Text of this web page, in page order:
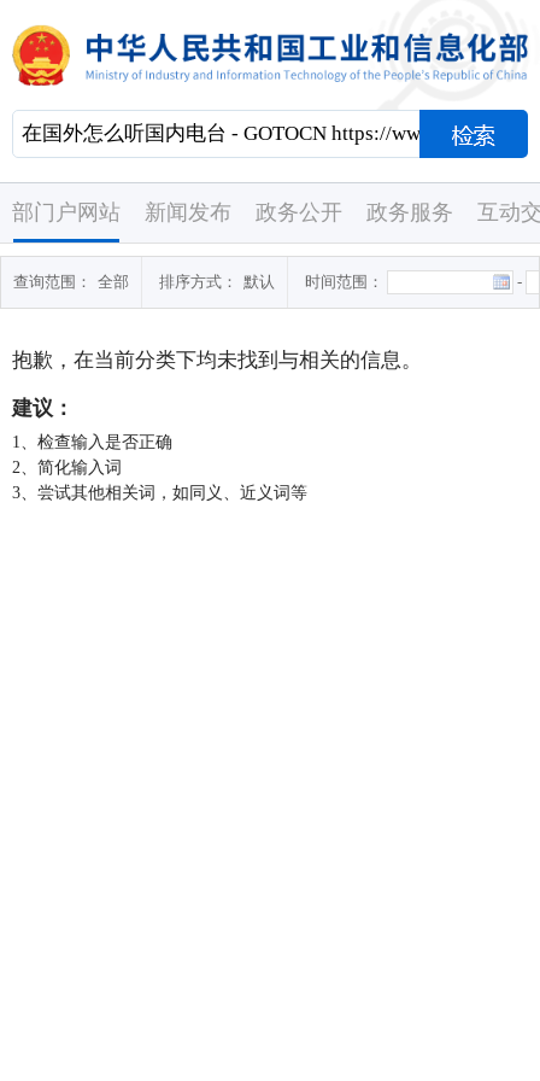
部门户网站 新闻发布 政务公开 政务服务 互动
查询范围： 全部 排序方式： 默认 时间范围： -
抱歉，在当前分类下均未找到与相关的信息。
建议：
1、检查输入是否正确
2、简化输入词
3、尝试其他相关词，如同义、近义词等